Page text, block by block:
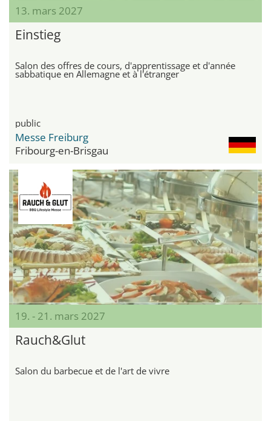
13. mars 2027
Einstieg
Salon des offres de cours, d'apprentissage et d'année
sabbatique en Allemagne et à l'étranger
public
Messe Freiburg
Fribourg-en-Brisgau
19. - 21. mars 2027
Rauch&Glut
Salon du barbecue et de l'art de vivre